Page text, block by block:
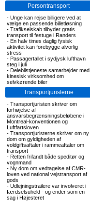
Persontransport
- Unge kan rejse billigere ved at
vælge en passende billetløsning
- Trafikselskab tilbyder gratis
transport til festuge i Randers
- En halv times daglig fysisk
aktivitet kan forebygge alvorlig
stress
- Passagertallet i sydjysk lufthavn
steg i juli
- Delebilstjeneste samarbejder med
kinesisk virksomhed om
selvkørende biler
Transportjuristerne
- Transportjuristen skriver om
forhøjelse af
ansvarsbegrænsningsbeløbene i
Montreal-konventionen og
Luftfartsloven
- Transportjuristerne skriver om ny
dom om gyldigheden af
voldgiftsaftaler i rammeaftaler om
transport
- Retten frifandt både speditør og
vognmand
- Ny dom om vedtagelse af CMR-
loven ved national vejstransport af
gods
- Udlejningstrailere var involveret i
færdselsuheld - og ender som en
sag i Højesteret